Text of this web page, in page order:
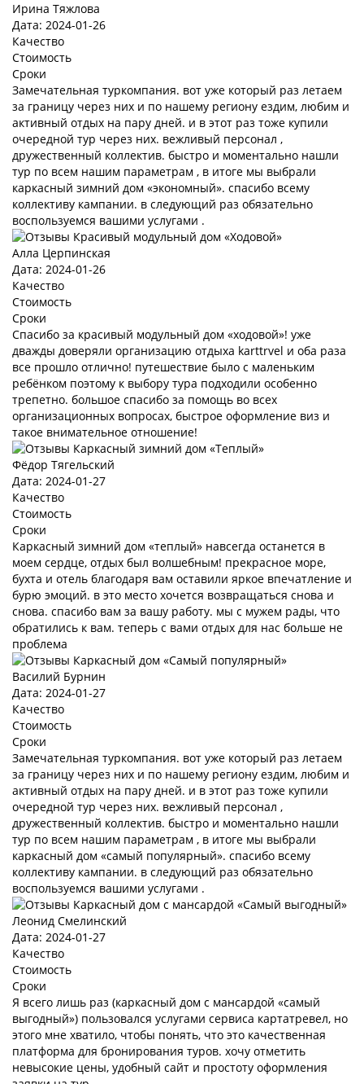
Ирина Тяжлова
Дата: 2024-01-26
Качество
Стоимость
Сроки
Замечательная туркомпания. вот уже который раз летаем
за границу через них и по нашему региону ездим, любим и
активный отдых на пару дней. и в этот раз тоже купили
очередной тур через них. вежливый персонал ,
дружественный коллектив. быстро и моментально нашли
тур по всем нашим параметрам , в итоге мы выбрали
каркасный зимний дом «экономный». спасибо всему
коллективу кампании. в следующий раз обязательно
воспользуемся вашими услугами .
Алла Церпинская
Дата: 2024-01-26
Качество
Стоимость
Сроки
Спасибо за красивый модульный дом «ходовой»! уже
дважды доверяли организацию отдыха karttrvel и оба раза
все прошло отлично! путешествие было с маленьким
ребёнком поэтому к выбору тура подходили особенно
трепетно. большое спасибо за помощь во всех
организационных вопросах, быстрое оформление виз и
такое внимательное отношение!
Фёдор Тягельский
Дата: 2024-01-27
Качество
Стоимость
Сроки
Каркасный зимний дом «теплый» навсегда останется в
моем сердце, отдых был волшебным! прекрасное море,
бухта и отель благодаря вам оставили яркое впечатление и
бурю эмоций. в это место хочется возвращаться снова и
снова. спасибо вам за вашу работу. мы с мужем рады, что
обратились к вам. теперь с вами отдых для нас больше не
проблема
Василий Бурнин
Дата: 2024-01-27
Качество
Стоимость
Сроки
Замечательная туркомпания. вот уже который раз летаем
за границу через них и по нашему региону ездим, любим и
активный отдых на пару дней. и в этот раз тоже купили
очередной тур через них. вежливый персонал ,
дружественный коллектив. быстро и моментально нашли
тур по всем нашим параметрам , в итоге мы выбрали
каркасный дом «самый популярный». спасибо всему
коллективу кампании. в следующий раз обязательно
воспользуемся вашими услугами .
Леонид Смелинский
Дата: 2024-01-27
Качество
Стоимость
Сроки
Я всего лишь раз (каркасный дом с мансардой «самый
выгодный») пользовался услугами сервиса картатревел, но
этого мне хватило, чтобы понять, что это качественная
платформа для бронирования туров. хочу отметить
невысокие цены, удобный сайт и простоту оформления